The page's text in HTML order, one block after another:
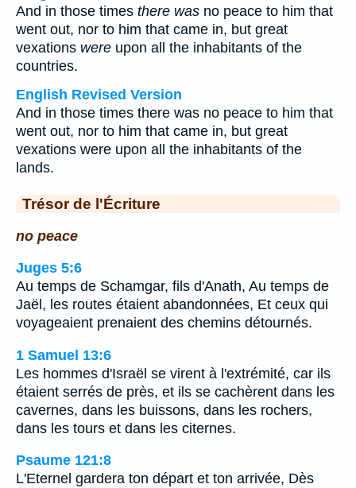
And in those times there was no peace to him that
went out, nor to him that came in, but great
vexations were upon all the inhabitants of the
countries.
English Revised Version
And in those times there was no peace to him that
went out, nor to him that came in, but great
vexations were upon all the inhabitants of the
lands.
Trésor de l'Écriture
no peace
Juges 5:6
Au temps de Schamgar, fils d'Anath, Au temps de
Jaël, les routes étaient abandonnées, Et ceux qui
voyageaient prenaient des chemins détournés.
1 Samuel 13:6
Les hommes d'Israël se virent à l'extrémité, car ils
étaient serrés de près, et ils se cachèrent dans les
cavernes, dans les buissons, dans les rochers,
dans les tours et dans les citernes.
Psaume 121:8
L'Eternel gardera ton départ et ton arrivée, Dès